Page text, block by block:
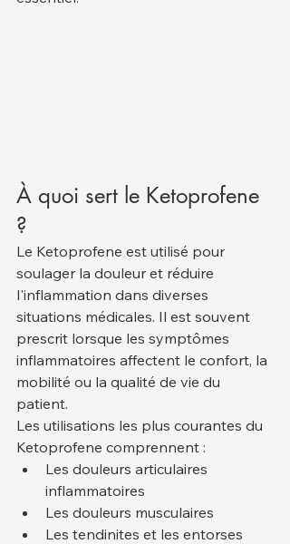
À quoi sert le Ketoprofene
?
Le Ketoprofene est utilisé pour
soulager la douleur et réduire
l'inflammation dans diverses
situations médicales. Il est souvent
prescrit lorsque les symptômes
inflammatoires affectent le confort, la
mobilité ou la qualité de vie du
patient.
Les utilisations les plus courantes du
Ketoprofene comprennent :
Les douleurs articulaires
inflammatoires
Les douleurs musculaires
Les tendinites et les entorses